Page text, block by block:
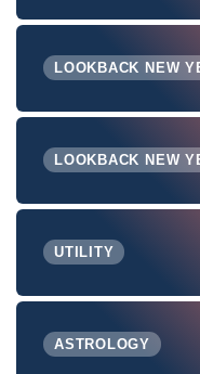
LOOKBACK NEW
LOOKBACK NEW
UTILITY
ASTROLOGY